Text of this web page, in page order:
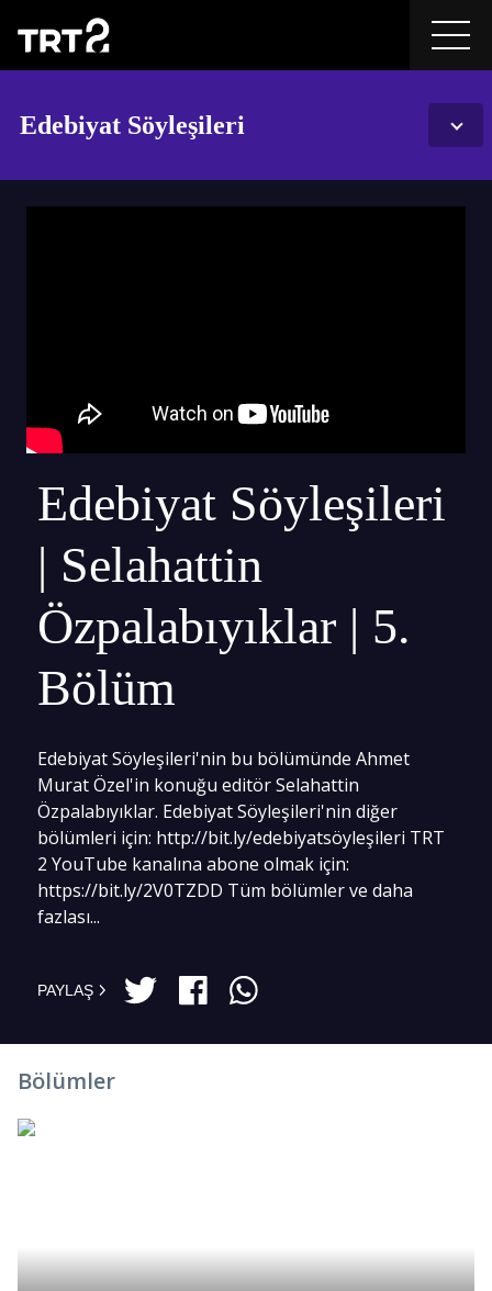
Edebiyat Söyleşileri
Edebiyat Söyleşileri
| Selahattin
Özpalabıyıklar | 5.
Bölüm
Edebiyat Söyleşileri'nin bu bölümünde Ahmet
Murat Özel'in konuğu editör Selahattin
Özpalabıyıklar. Edebiyat Söyleşileri'nin diğer
bölümleri için: http://bit.ly/edebiyatsöyleşileri TRT
2 YouTube kanalına abone olmak için:
https://bit.ly/2V0TZDD Tüm bölümler ve daha
fazlası...
PAYLAŞ
Bölümler